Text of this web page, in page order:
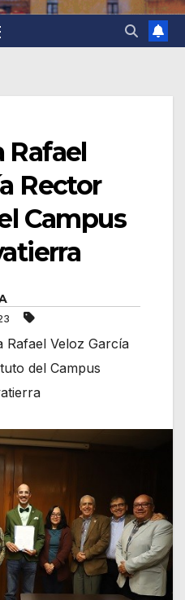
Rafael
Rector
Campus
Rafael Veloz García
del Campus